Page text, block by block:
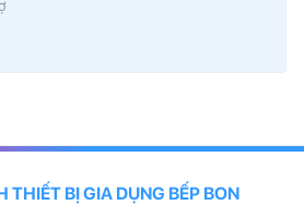
THIẾT BỊ GIA DỤNG BẾP BON